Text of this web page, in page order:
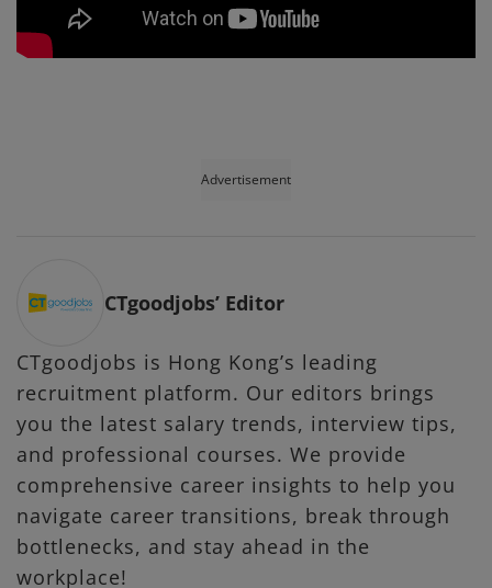
Advertisement
CTgoodjobs’ Editor
CTgoodjobs is Hong Kong’s leading
recruitment platform. Our editors brings
you the latest salary trends, interview tips,
and professional courses. We provide
comprehensive career insights to help you
navigate career transitions, break through
bottlenecks, and stay ahead in the
workplace!